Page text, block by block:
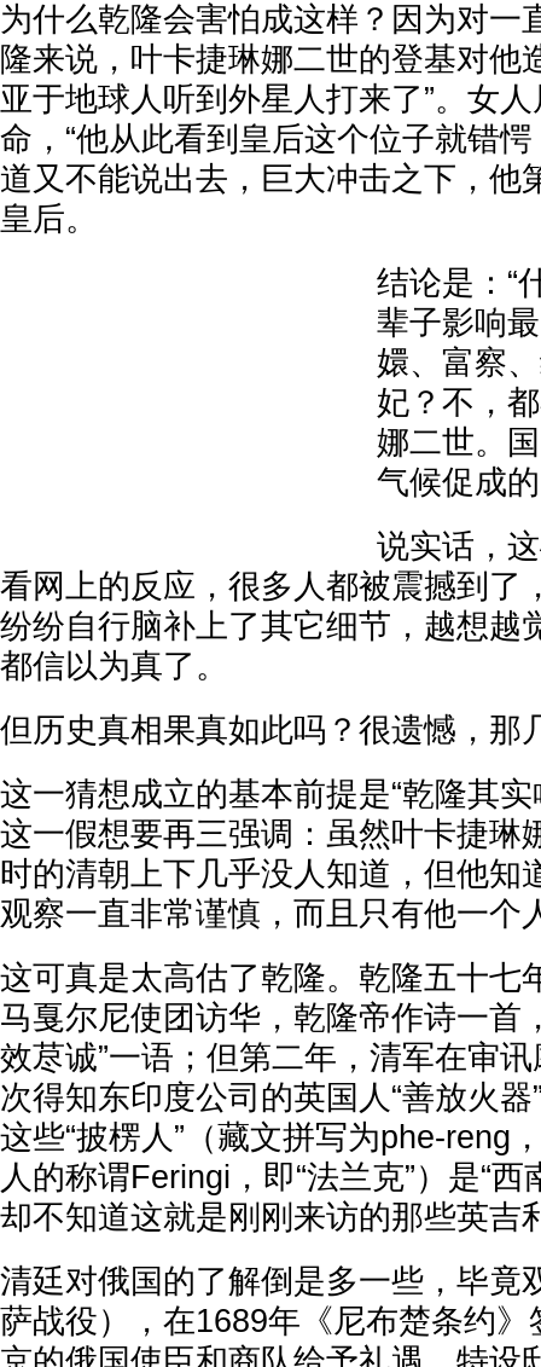
为什么乾隆会害怕成这样？因为对一
隆来说，叶卡捷琳娜二世的登基对他
亚于地球人听到外星人打来了”。女
命，“他从此看到皇后这个位子就错
道又不能说出去，巨大冲击之下，他
皇后。
结论是：“
辈子影响
嬛、富察
妃？不，
娜二世。
气候促成
说实话，
看网上的反应，很多人都被震撼到了
纷纷自行脑补上了其它细节，越想越
都信以为真了。
但历史真相果真如此吗？很遗憾，那
这一猜想成立的基本前提是“乾隆其
这一假想要再三强调：虽然叶卡捷琳
时的清朝上下几乎没人知道，但他知
观察一直非常谨慎，而且只有他一个
这可真是太高估了乾隆。乾隆五十七
马戛尔尼使团访华，乾隆帝作诗一首
效荩诚”一语；但第二年，清军在审
次得知东印度公司的英国人“善放火
这些“披楞人”（藏文拼写为phe-reng
人的称谓Feringi，即“法兰克”）是“西
却不知道这就是刚刚来访的那些英吉
清廷对俄国的了解倒是多一些，毕竟
萨战役），在1689年《尼布楚条约